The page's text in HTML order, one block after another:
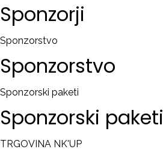
Sponzorji
Sponzorstvo
Sponzorstvo
Sponzorski paketi
Sponzorski paketi
TRGOVINA NK'UP